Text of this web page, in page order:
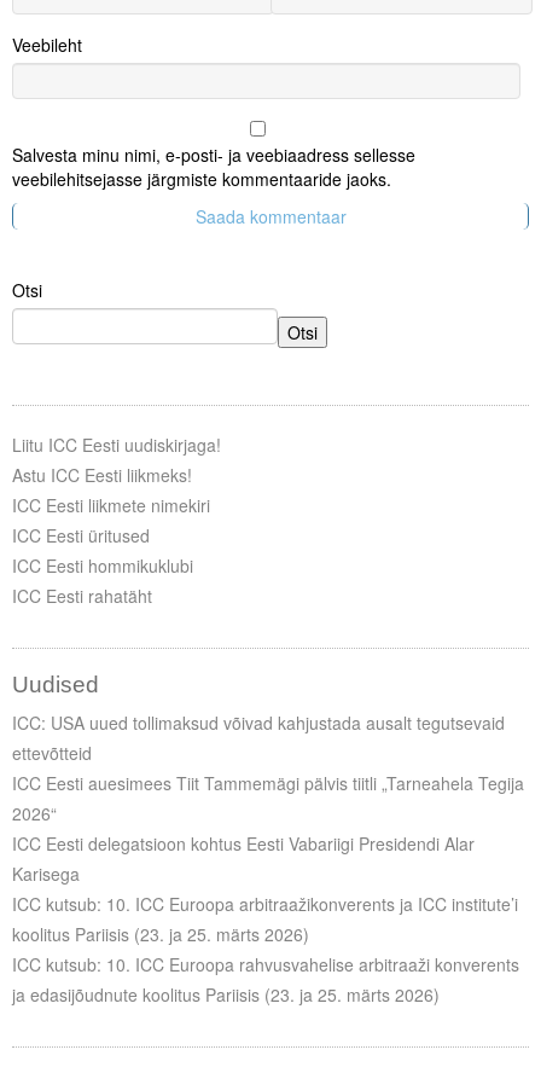
Veebileht
Salvesta minu nimi, e-posti- ja veebiaadress sellesse
veebilehitsejasse järgmiste kommentaaride jaoks.
Otsi
Otsi
Liitu ICC Eesti uudiskirjaga!
Astu ICC Eesti liikmeks!
ICC Eesti liikmete nimekiri
ICC Eesti üritused
ICC Eesti hommikuklubi
ICC Eesti rahatäht
Uudised
ICC: USA uued tollimaksud võivad kahjustada ausalt tegutsevaid
ettevõtteid
ICC Eesti auesimees Tiit Tammemägi pälvis tiitli „Tarneahela Tegija
2026“
ICC Eesti delegatsioon kohtus Eesti Vabariigi Presidendi Alar
Karisega
ICC kutsub: 10. ICC Euroopa arbitraažikonverents ja ICC institute’i
koolitus Pariisis (23. ja 25. märts 2026)
ICC kutsub: 10. ICC Euroopa rahvusvahelise arbitraaži konverents
ja edasijõudnute koolitus Pariisis (23. ja 25. märts 2026)